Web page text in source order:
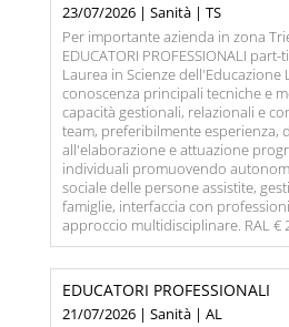
23/07/2026 | Sanità | TS
Per importante azienda in zona
EDUCATORI PROFESSIONALI
Laurea in Scienze dell'Educazione
conoscenza principali tecniche e
capacità gestionali, relazionali e
team, preferibilmente esperienza,
all'elaborazione e attuazione
individuali promuovendo
sociale delle persone assistite,
famiglie, interfaccia con
approccio multidisciplinare. RAL €
EDUCATORI PROFESSIONALI
21/07/2026 | Sanità | AL